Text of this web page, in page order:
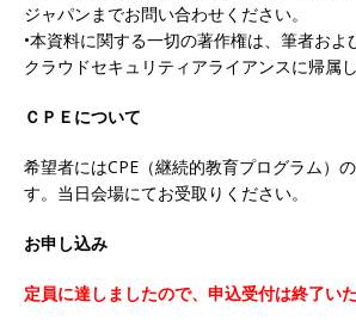
ジャパンまでお問い合わせください。
•本資料に関する一切の著作権は、筆者およ
クラウドセキュリティアライアンスに帰属し
ＣＰＥについて
希望者にはCPE（継続的教育プログラム）
す。当日会場にてお受取りください。
お申し込み
定員に達しましたので、申込受付は終了いた